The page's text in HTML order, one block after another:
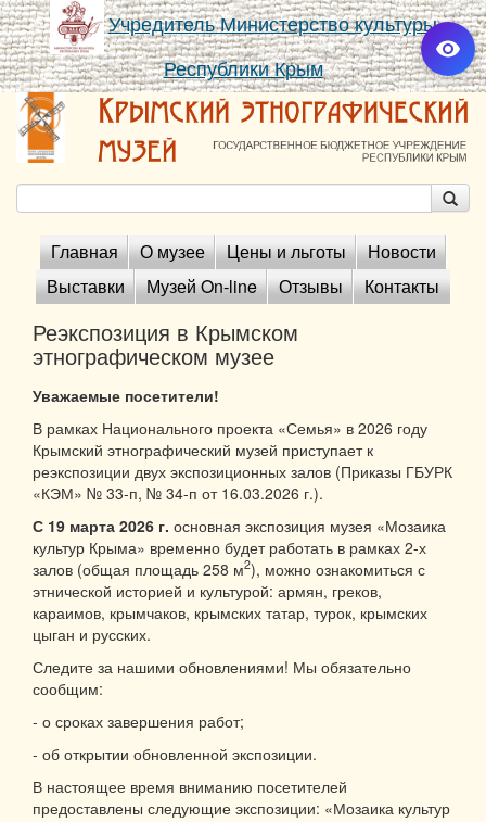
Учредитель Министерство культуры
Республики Крым
Главная О музее Цены и льготы
Новости
Выставки
Музей On-line Отзывы Контакты
Реэкспозиция в Крымском
этнографическом музее
Уважаемые посетители!
В рамках Национального проекта «Семья» в 2026 году
Крымский этнографический музей приступает к
реэкспозиции двух экспозиционных залов (Приказы ГБУРК
«КЭМ» № 33-п, № 34-п от 16.03.2026 г.).
С 19 марта 2026 г. основная экспозиция музея «Мозаика
культур Крыма» временно будет работать в рамках 2-х
залов (общая площадь 258 м2), можно ознакомиться с
этнической историей и культурой: армян, греков,
караимов, крымчаков, крымских татар, турок, крымских
цыган и русских.
Следите за нашими обновлениями! Мы обязательно
сообщим:
- о сроках завершения работ;
- об открытии обновленной экспозиции.
В настоящее время вниманию посетителей
предоставлены следующие экспозиции: «Мозаика культур